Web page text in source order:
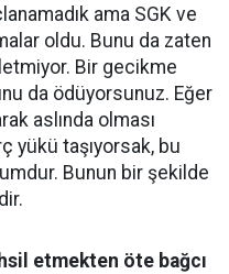
ama SGK ve
oldu. Bunu da zaten
Bir gecikme
da ödüyorsunuz. Eğer
aslında olması
yükü taşıyorsak, bu
Bunun bir şekilde
etmekten öte bağcı